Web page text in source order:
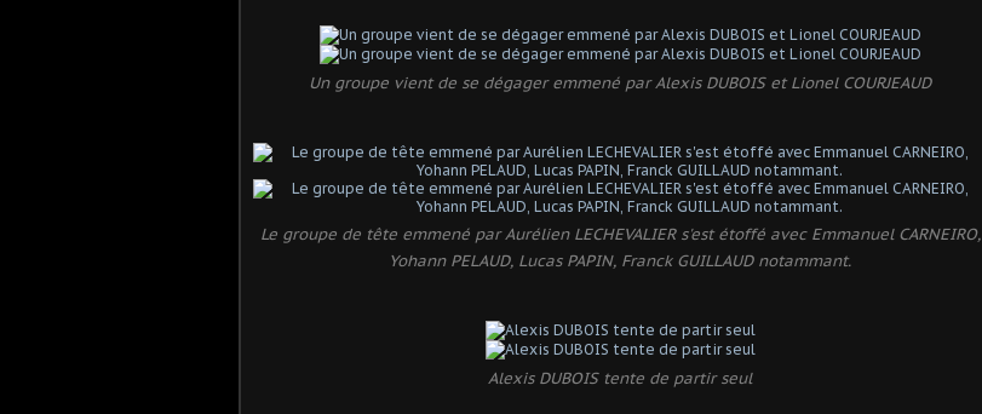
Un groupe vient de se dégager emmené par Alexis DUBOIS et Lionel COURJEAUD
Le groupe de tête emmené par Aurélien LECHEVALIER s'est étoffé avec Emmanuel CARNEIRO,
Yohann PELAUD, Lucas PAPIN, Franck GUILLAUD notammant.
Alexis DUBOIS tente de partir seul